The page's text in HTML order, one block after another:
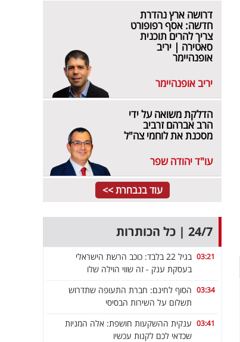
דרושה ארץ נהדרת
חדשה: אסף רפופורט
צריך להרים תוכנית
סאטירה | יריב
אופנהיימר
יריב אופנהיימר
הדלקת משואה על ידי
הרב אברהם זרביב
מסכנת את לוחמי צה"ל
עו"ד יהודה שפר
עוד בנבחרת >>
24/7 | כל הכותרות
03:21
בגיל 22 בלבד: כוכב הרשת הישראלי
בעסקת ענק - זה שווי הוילה שלו
03:34 הסוף לחינם: חברת התעופה שתדרוש
תשלום על השירות הבסיסי
03:41 ענקית ההשקעות חושפת: אלה המניות
שכדאי לכם לקנות עכשיו